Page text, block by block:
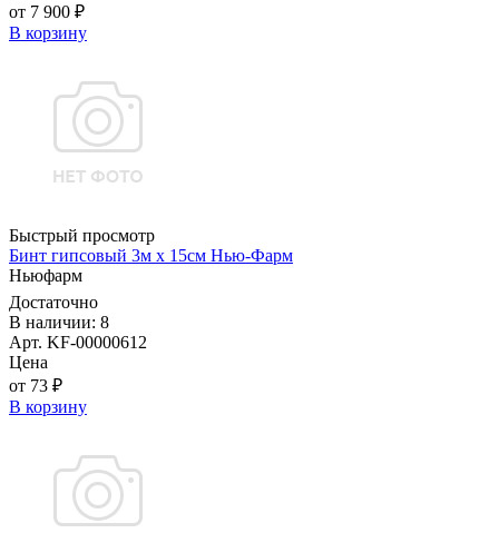
от 7 900 ₽
В корзину
Быстрый просмотр
Бинт гипсовый 3м х 15см Нью-Фарм
Ньюфарм
Достаточно
В наличии: 8
Арт. KF-00000612
Цена
от 73 ₽
В корзину